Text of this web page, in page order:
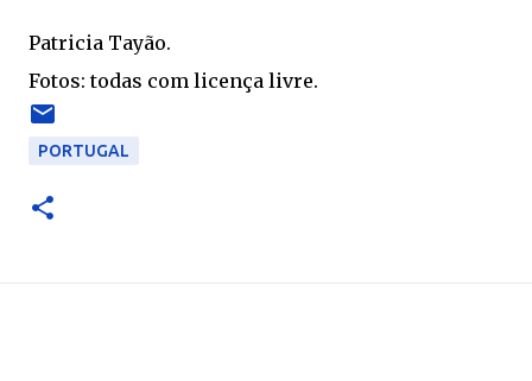
Patricia Tayão.
Fotos: todas com licença livre.
PORTUGAL